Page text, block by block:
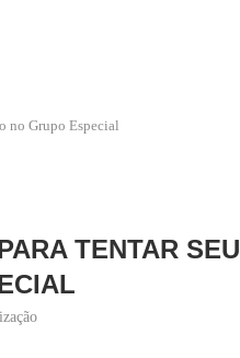
no Grupo Especial
TENTAR SEU